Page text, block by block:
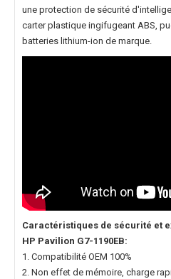
une protection de sécurité
carter plastique ingifugeant ABS,
batteries lithium-ion de marque.
Caractéristiques de sécurité et
HP Pavilion G7-1190EB:
1. Compatibilité OEM 100%
2. Non effet de mémoire, charge